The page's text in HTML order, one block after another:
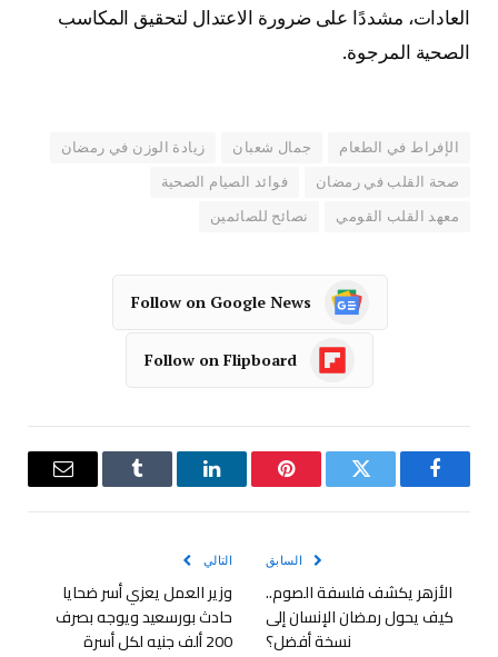
العادات، مشددًا على ضرورة الاعتدال لتحقيق المكاسب
الصحية المرجوة.
الإفراط في الطعام جمال شعبان زيادة الوزن في رمضان
صحة القلب في رمضان فوائد الصيام الصحية
معهد القلب القومي نصائح للصائمين
Follow on Google News
Follow on Flipboard
فيسبوك تويتر بينتيريستلينكدإن Tumblr
البريد
السابق
الأزهر يكشف فلسفة الصوم..
كيف يحول رمضان الإنسان إلى
نسخة أفضل؟
التالي
وزير العمل يعزي أسر ضحايا
حادث بورسعيد ويوجه بصرف
200 ألف جنيه لكل أسرة